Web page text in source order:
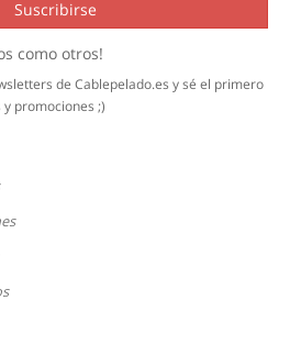
Suscribirse
como otros!
de Cablepelado.es y sé el primero
promociones ;)